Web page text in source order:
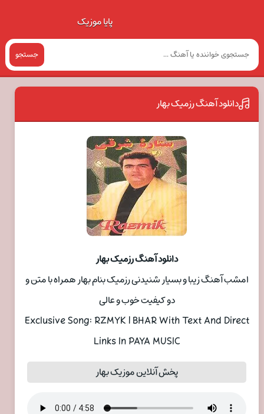
پایا موزیک
جستجو
دانلود آهنگ رزمیک بهار
دانلود آهنگ رزمیک بهار
امشب آهنگ زیبا و بسیار شنیدنی رزمیک بنام بهار همراه با متن و
دو کیفیت خوب و عالی
Exclusive Song: RZMYK | BHAR With Text And Direct
Links In PAYA MUSIC
پخش آنلاین موزیک بهار